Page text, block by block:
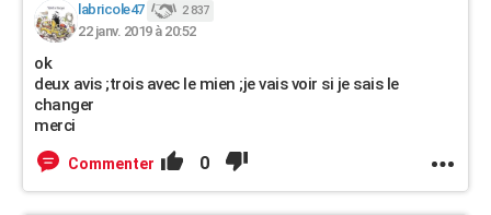
labricole47 2 837
22 janv. 2019 à 20:52
ok
deux avis ;trois avec le mien ;je vais voir si je sais le
changer
merci
Commenter 0